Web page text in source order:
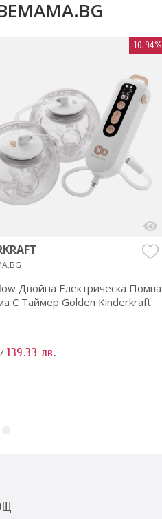
-10.94%
Двойна Електрическа Помпа
С Таймер Golden Kinderkraft
/ 139.33 лв.